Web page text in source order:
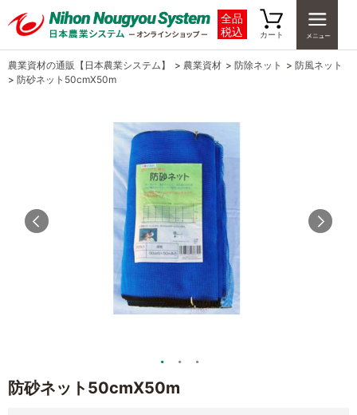
全品
税込
カート
農業資材の通販【日本農業システム】 > 農業資材 > 防除ネット > 防風ネット
> 防砂ネット50cmX50m
防砂ネット50cmX50m